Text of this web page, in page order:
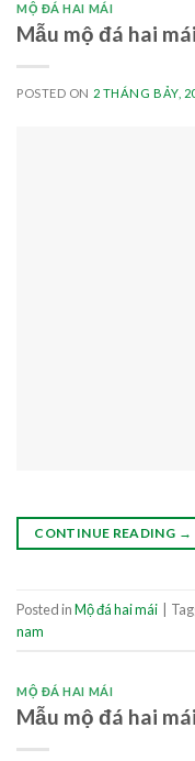
MỘ ĐÁ HAI MÁI
Mẫu mộ đá hai
POSTED ON 2 THÁNG BẢY,
CONTINUE READING →
Posted inMộ đá hai mái
nam
MỘ ĐÁ HAI MÁI
Mẫu mộ đá hai